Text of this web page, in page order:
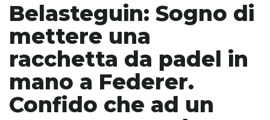
Belasteguin: Sogno di
mettere una
racchetta da padel in
mano a Federer.
Confido che ad un